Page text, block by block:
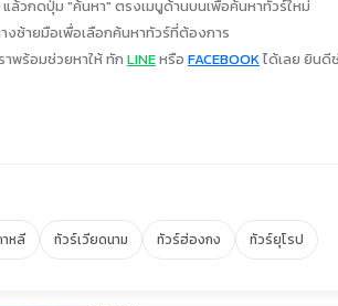
ล้วกดปุ่ม "ค้นหา" ตรงเมนูด้านบนเพื่อค้นหาทัวร์ใหม่
ซ้ายมือเพื่อเลือกค้นหาทัวร์ที่ต้องการ
าพร้อมช่วยหาให้ ทัก LINEหรือ FACEBOOKได้เลย ยินดี
าหลี ทัวร์เวียดนาม ทัวร์ฮ่องกง ทัวร์ยุโรป